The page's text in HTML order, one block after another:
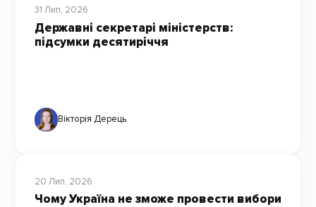
31 Лип, 2026
Державні секретарі міністерств:
підсумки десятиріччя
Вікторія Дерець
20 Лип, 2026
Чому Україна не зможе провести вибори